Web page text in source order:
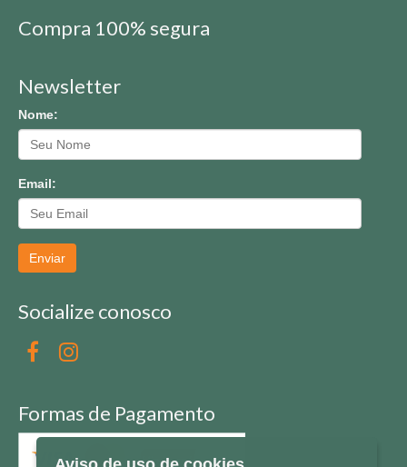
Compra 100% segura
Newsletter
Nome:
Email:
Enviar
Socialize conosco
Formas de Pagamento